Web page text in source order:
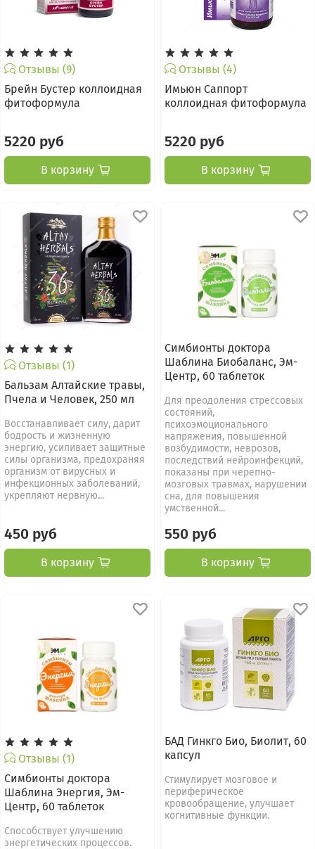
Отзывы (9)
Брейн Бустер коллоидная
фитоформула
5220 руб
В корзину
Отзывы (4)
Имьюн Саппорт
коллоидная фитоформула
5220 руб
В корзину
Отзывы (1)
Бальзам Алтайcкие травы,
Пчела и Человек, 250 мл
Восстанавливает силу, дарит
бодрость и жизненную
энергию, усиливает защитные
силы организма, предохраняя
организм от вирусных и
инфекционных заболеваний,
укрепляют нервную...
450 руб
В корзину
Симбионты доктора
Шаблина Биобаланс, Эм-
Центр, 60 таблеток
Для преодоления стрессовых
состояний,
психоэмоционального
напряжения, повышенной
возбудимости, неврозов,
последствий нейроинфекций,
показаны при черепно-
мозговых травмах, нарушении
сна, для повышения
умственной...
550 руб
В корзину
Отзывы (1)
Симбионты доктора
Шаблина Энергия, Эм-
Центр, 60 таблеток
Способствует улучшению
энергетических процессов.
БАД Гинкго Био, Биолит, 60
капсул
Стимулирует мозговое и
периферическое
кровообращение, улучшает
когнитивные функции.